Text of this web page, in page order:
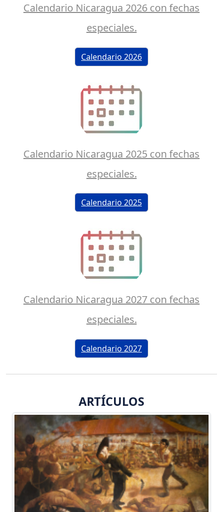
Calendario Nicaragua 2026 con fechas
especiales.
Calendario 2026
Calendario Nicaragua 2025 con fechas
especiales.
Calendario 2025
Calendario Nicaragua 2027 con fechas
especiales.
Calendario 2027
ARTÍCULOS